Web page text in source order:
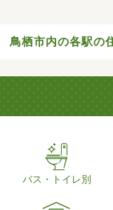
鳥栖市内の各駅の
バス・トイレ別